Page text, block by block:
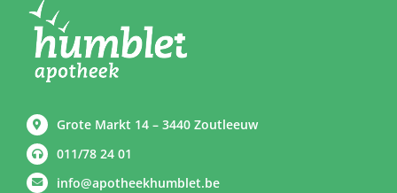
Grote Markt 14 – 3440 Zoutleeuw
011/78 24 01
info@apotheekhumblet.be